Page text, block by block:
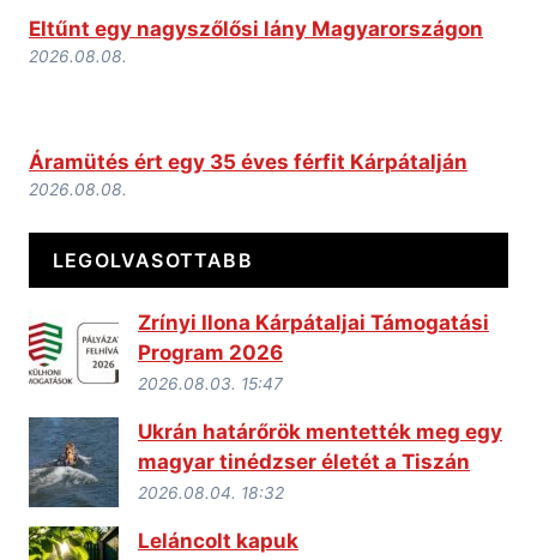
Eltűnt egy nagyszőlősi lány Magyarországon
2026.08.08.
Áramütés ért egy 35 éves férfit Kárpátalján
2026.08.08.
LEGOLVASOTTABB
Zrínyi Ilona Kárpátaljai Támogatási
Program 2026
2026.08.03. 15:47
Ukrán határőrök mentették meg egy
magyar tinédzser életét a Tiszán
2026.08.04. 18:32
Leláncolt kapuk